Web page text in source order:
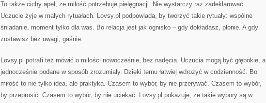
To także cichy apel, że miłość potrzebuje pielęgnacji. Nie wystarczy raz zadeklarować.
Uczucie żyje w małych rytuałach. Lovsy.pl podpowiada, by tworzyć takie rytuały: wspólne
śniadanie, moment tylko dla was. Bo relacja jest jak ognisko – gdy dokładasz, płonie. A gdy
zostawisz bez uwagi, gaśnie.
Lovsy.pl potrafi też mówić o miłości nowocześnie, bez nadęcia. Uczucia mogą być głębokie, a
jednocześnie podane w sposób zrozumiały. Dzięki temu łatwiej wdrożyć w codzienność. Bo
miłość to nie tylko idea, ale praktyka. Czasem to wybór, by nie przerywać. Czasem to wybór,
by przeprosić. Czasem to wybór, by nie uciekać. Lovsy.pl pokazuje, że takie wybory są w